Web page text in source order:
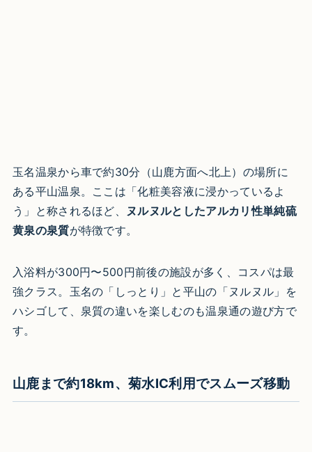
玉名温泉から車で約30分（山鹿方面へ北上）の場所に
ある平山温泉。ここは「化粧美容液に浸かっているよ
う」と称されるほど、
ヌルヌルとしたアルカリ性単純硫
黄泉の泉質が特徴です。
入浴料が300円〜500円前後の施設が多く、コスパは最
強クラス。玉名の「しっとり」と平山の「ヌルヌル」を
ハシゴして、泉質の違いを楽しむのも温泉通の遊び方で
す。
山鹿まで約18km、菊水IC利用でスムーズ移動